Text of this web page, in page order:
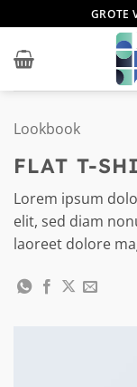
naar
inhoud
GROTE
Lookbook
FLAT T-
Lorem ipsum
elit, sed diam
laoreet dolore